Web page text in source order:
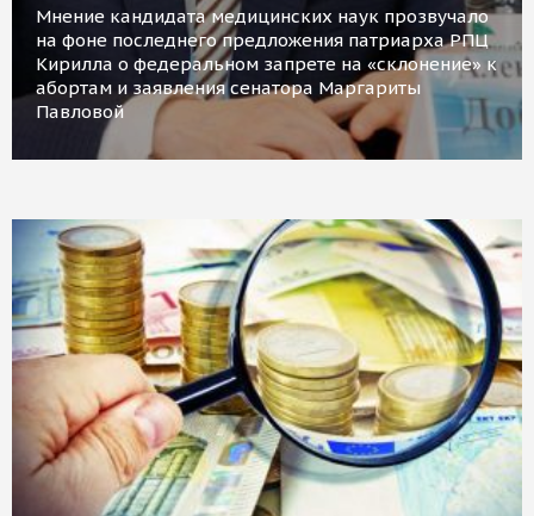
Мнение кандидата медицинских наук прозвучало
на фоне последнего предложения патриарха РПЦ
Кирилла о федеральном запрете на «склонение» к
абортам и заявления сенатора Маргариты
Павловой